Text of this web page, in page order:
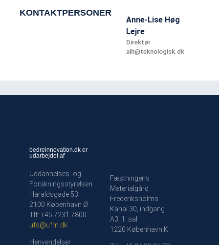
KONTAKTPERSONER
Anne-Lise Høg
Lejre
Direktør
alh@teknologisk.dk
bedreinnovation.dk er
udarbejdet af
Uddannelses- og
Forskningsstyrelsen
Haraldsgade 53
2100 København Ø
Tlf: +45 7231 7800
ufs@ufm.dk
Henvendelser
Fæstningens
Materialgård
Frederiksholms
Kanal 30, indgang
A3, 1. sal
1220 København K